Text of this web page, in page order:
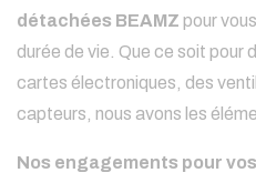
détachées BEAMZ pour
durée de vie. Que ce soit pour
cartes électroniques, des
capteurs, nous avons les
Nos engagements pour